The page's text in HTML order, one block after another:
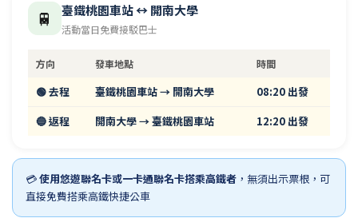
🚆 臺鐵桃園車站 ↔ 開南大學
活動當日免費接駁巴士
方向 發車地點 時間
🟢 去程 臺鐵桃園車站 → 開南大學
08:20 出發
🔵 返程
開南大學 → 臺鐵桃園車站 12:20 出發
💳使用悠遊聯名卡或一卡通聯名卡搭乘高鐵者 ，無須出示票根，可
直接免費搭乘高鐵快捷公車